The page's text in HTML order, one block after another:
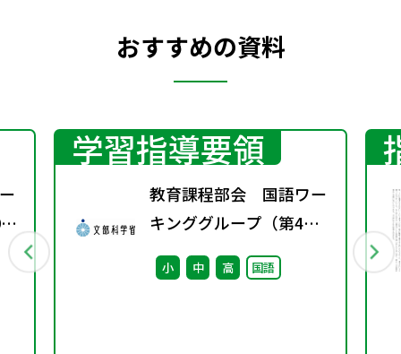
夜、禁中独直、対月憶元九】
おすすめの資料
学習指導要領
教育課程部会 国語ワー
キンググループ（第4
回） 配付資料
小 中 高 国語